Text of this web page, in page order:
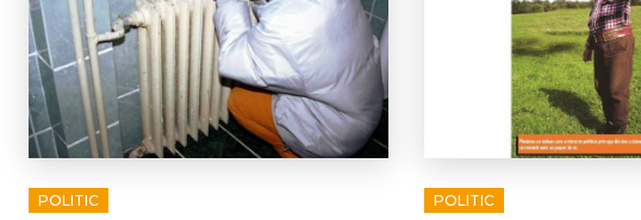
POLITIC POLITIC